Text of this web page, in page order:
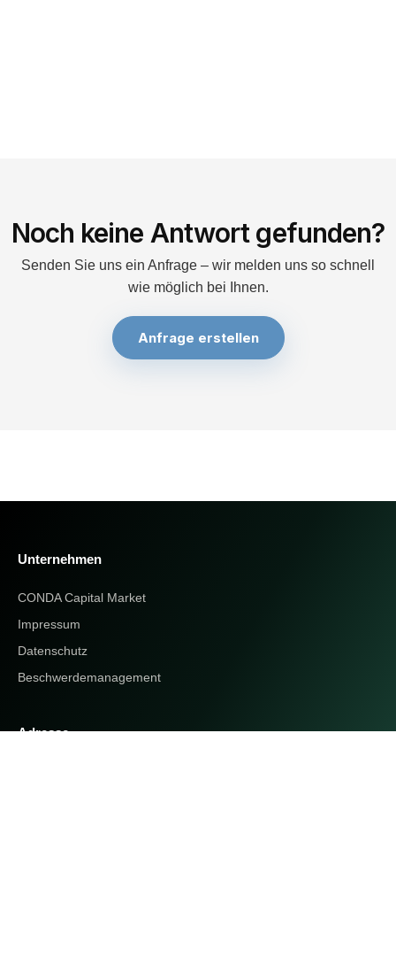
Noch keine Antwort gefunden?
Senden Sie uns ein Anfrage – wir melden uns so schnell
wie möglich bei Ihnen.
Anfrage erstellen
Unternehmen
CONDA Capital Market
Impressum
Datenschutz
Beschwerdemanagement
Adresse